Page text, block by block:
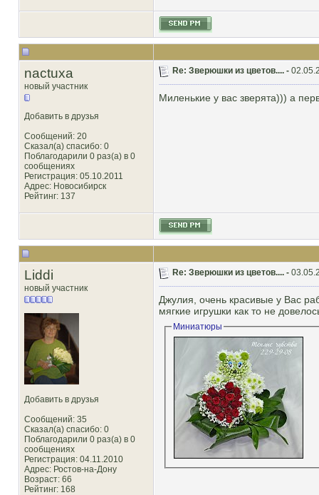
nactuxa
новый участник
Добавить в друзья
Сообщений: 20
Сказал(а) спасибо: 0
Поблагодарили 0 раз(а) в 0
сообщениях
Регистрация: 05.10.2011
Адрес: Новосибирск
Рейтинг: 137
Re: Зверюшки из цветов.... -
Миленькие у вас зверята))) а
Liddi
новый участник
Добавить в друзья
Сообщений: 35
Сказал(а) спасибо: 0
Поблагодарили 0 раз(а) в 0
сообщениях
Регистрация: 04.11.2010
Адрес: Ростов-на-Дону
Возраст: 66
Рейтинг: 168
Re: Зверюшки из цветов.... -
Джулия, очень красивые у Вас
мягкие игрушки как то не
Миниатюры